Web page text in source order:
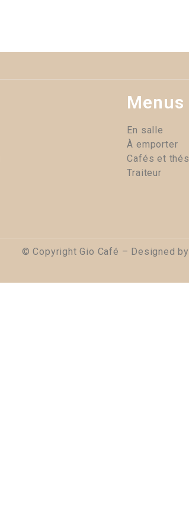
Menus
En salle
À emporter
Cafés et thés
Traiteur
© Copyright Gio Café – Designed by